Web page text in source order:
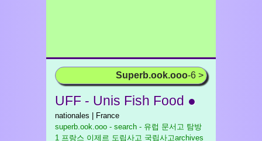
Superb.ook.ooo-6 >
UFF - Unis Fish Food ●
nationales | France
superb.ook.ooo - search - 유럽 문서고 탐방
1 프랑스 이제르 도립사고 국립사고archives